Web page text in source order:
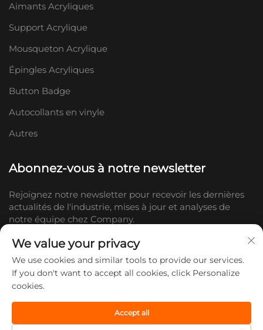
Aimants Acryliques
Support Acrylique
Mousqueton Acrylique
Épingles Acryliques
Button Badge
Autocollants en vinyle
Autres
Abonnez-vous à notre newsletter
Rejoignez notre newsletter pour recevoir les dernières
actualités de l'industrie, mises à jour et analyses de
notre équipe chez Company.
Tous droits réservés. -
We value your privacy
We use cookies and similar tools to provide our services.
If you don't want to accept all cookies, click Personalize
cookies.
Accept all